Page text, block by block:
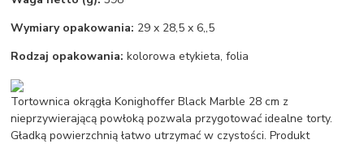
Wymiary opakowania: 29 x 28,5 x 6,,5
Rodzaj opakowania: kolorowa etykieta, folia
Tortownica okrągła Konighoffer Black Marble 28 cm z
nieprzywierającą powłoką pozwala przygotować idealne torty.
Gładką powierzchnią łatwo utrzymać w czystości. Produkt